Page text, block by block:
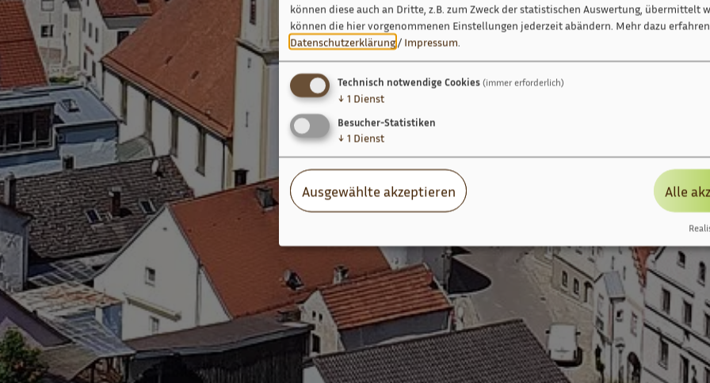
können diese auch an Dritte, z.B. zum Zweck der statistischen Auswertung, übermittelt
können die hier vorgenommenen Einstellungen jederzeit abändern. Mehr dazu
Datenschutzerklärung / Impressum
Technisch notwendige Cookies (immer erforderlich)
↓ 1 Dienst
Besucher-Statistiken
↓ 1 Dienst
Ausgewählte akzeptieren Alle